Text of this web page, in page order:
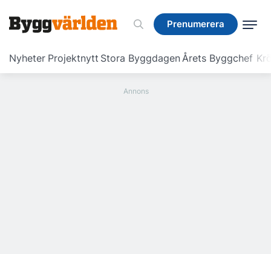
Prenumerera
Nyheter Projektnytt Stora ByggdagenÅrets Byggchef
Prenumerera